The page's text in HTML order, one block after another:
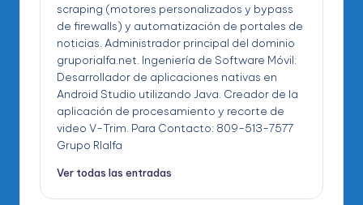
scraping (motores personalizados y bypass
de firewalls) y automatización de portales de
noticias. Administrador principal del dominio
gruporialfa.net. Ingeniería de Software Móvil:
Desarrollador de aplicaciones nativas en
Android Studio utilizando Java. Creador de la
aplicación de procesamiento y recorte de
video V-Trim. Para Contacto: 809-513-7577
Grupo RIalfa
Ver todas las entradas